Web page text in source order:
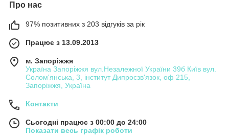
Про нас
97% позитивних з 203 відгуків за рік
Працює з 13.09.2013
м. Запоріжжя
Україна Запоріжжя вул.Незалежної України 39б Київ вул.
Солом'янська, 3, інститут Дипросзв'язок, оф 215,
Запоріжжя, Україна
Контакти
Сьогодні працює з 00:00 до 24:00
Показати весь графік роботи